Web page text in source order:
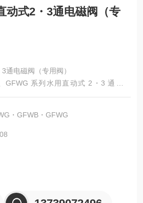
动式2・3通电磁阀（专
通电磁阀（专用阀）
GFWG 系列水用直动式 2・3 通电磁
计的专用阀类产品，核心功能是通过电
・GFWB・GFWG